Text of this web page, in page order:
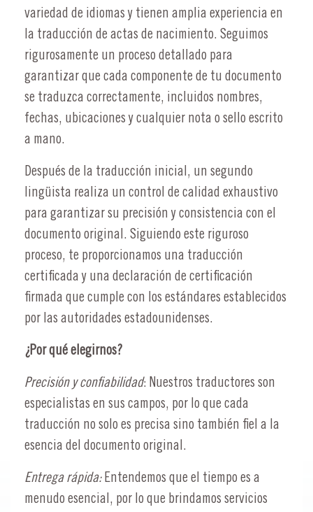
variedad de idiomas y tienen amplia experiencia en
la traducción de actas de nacimiento. Seguimos
rigurosamente un proceso detallado para
garantizar que cada componente de tu documento
se traduzca correctamente, incluidos nombres,
fechas, ubicaciones y cualquier nota o sello escrito
a mano.
Después de la traducción inicial, un segundo
lingüista realiza un control de calidad exhaustivo
para garantizar su precisión y consistencia con el
documento original. Siguiendo este riguroso
proceso, te proporcionamos una traducción
certificada y una declaración de certificación
firmada que cumple con los estándares establecidos
por las autoridades estadounidenses.
¿Por qué elegirnos?
Precisión y confiabilidad: Nuestros traductores son
especialistas en sus campos, por lo que cada
traducción no solo es precisa sino también fiel a la
esencia del documento original.
Entrega rápida:Entendemos que el tiempo es a
menudo esencial, por lo que brindamos servicios